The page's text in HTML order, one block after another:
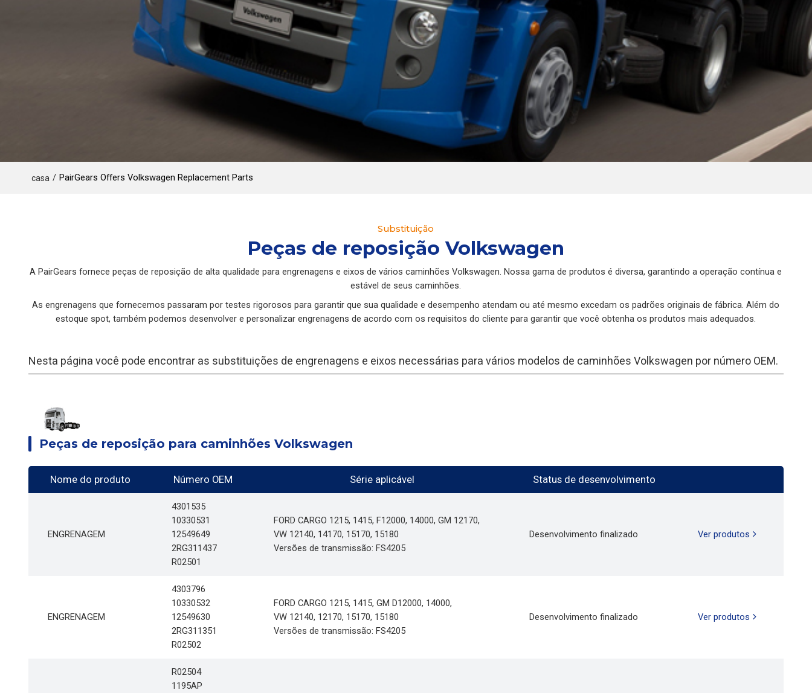
casa / PairGears Offers Volkswagen Replacement Parts
Substituição
Peças de reposição Volkswagen
A PairGears fornece peças de reposição de alta qualidade para engrenagens e eixos de vários caminhões Volkswagen. Nossa gama de produtos é diversa, garantindo a operação contínua e
estável de seus caminhões.
As engrenagens que fornecemos passaram por testes rigorosos para garantir que sua qualidade e desempenho atendam ou até mesmo excedam os padrões originais de fábrica. Além do
estoque spot, também podemos desenvolver e personalizar engrenagens de acordo com os requisitos do cliente para garantir que você obtenha os produtos mais adequados.
Nesta página você pode encontrar as substituições de engrenagens e eixos necessárias para vários modelos de caminhões Volkswagen por número OEM.
Peças de reposição para caminhões Volkswagen
Nome do produto Número OEM Série aplicável Status de desenvolvimento
ENGRENAGEM
4301535
10330531
12549649
2RG311437
R02501
FORD CARGO 1215, 1415, F12000, 14000, GM 12170,
VW 12140, 14170, 15170, 15180
Versões de transmissão: FS4205
Desenvolvimento finalizado Ver produtos
ENGRENAGEM
4303796
10330532
12549630
2RG311351
R02502
FORD CARGO 1215, 1415, GM D12000, 14000,
VW 12140, 12170, 15170, 15180
Versões de transmissão: FS4205
Desenvolvimento finalizado Ver produtos
R02504
1195AP